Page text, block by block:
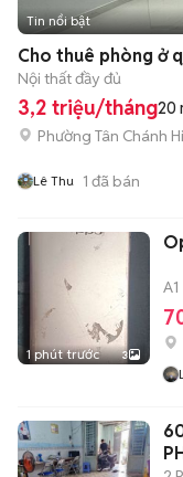
Tin nổi bật
Cho thuê phòng ở
Nội thất đầy đủ
3,2 triệu/tháng20
Phường Tân Chánh
Lê Thu 1 đã bán
1 phút trước 3
A1